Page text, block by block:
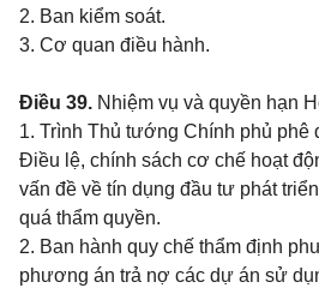
2. Ban kiểm soát.
3. Cơ quan điều hành.
Điều 39. Nhiệm vụ và quyền hạn
1. Trình Thủ tướng Chính phủ phê
Điều lệ, chính sách cơ chế hoạt
vấn đề về tín dụng đầu tư phát
quá thẩm quyền.
2. Ban hành quy chế thẩm định
phương án trả nợ các dự án sử